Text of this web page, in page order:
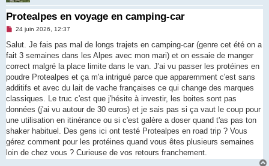
Protealpes en voyage en camping-car
M
s
a
g
n
o
l
u
24 juin 2026, 12:37
Salut. Je fais pas mal de longs trajets en camping-car (genre cet été on a
fait 3 semaines dans les Alpes avec mon mari) et on essaie de manger
correct malgré la place limite dans le van. J'ai vu passer les protéines en
poudre Protealpes et ça m'a intrigué parce que apparemment c'est sans
additifs et avec du lait de vache françaises ce qui change des marques
classiques. Le truc c'est que j'hésite à investir, les boites sont pas
données (j'ai vu autour de 30 euros) et je sais pas si ça vaut le coup pour
une utilisation en itinérance ou si c'est galère a doser quand t'as pas ton
shaker habituel. Des gens ici ont testé Protealpes en road trip ? Vous
gérez comment pour les protéines quand vous êtes plusieurs semaines
loin de chez vous ? Curieuse de vos retours franchement.